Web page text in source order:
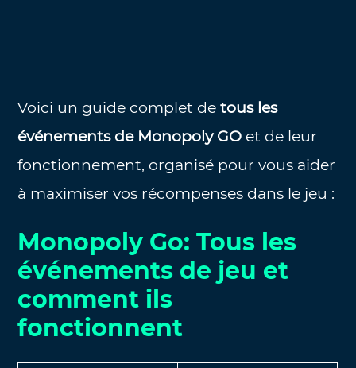
Voici un guide complet detous les
événements de Monopoly GO et de leur
fonctionnement, organisé pour vous aider
à maximiser vos récompenses dans le jeu :
Monopoly Go: Tous les
événements de jeu et
comment ils
fonctionnent